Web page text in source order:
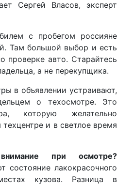
Сергей Власов, эксперт
с пробегом россияне
Там большой выбор и есть
проверке авто. Старайтесь
а не перекупщика.
в объявлении устраивают,
о техосмотре. Это
которую желательно
и в светлое время
при осмотре?
состояние лакокрасочного
кузова. Разница в